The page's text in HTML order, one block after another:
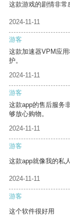
这款游戏的剧情非常
2024-11-11
游客
这款加速器VPM应
护。
2024-11-11
游客
这款app的售后服务
够放心购物。
2024-11-11
游客
这款app就像我的私
2024-11-11
游客
这个软件很好用